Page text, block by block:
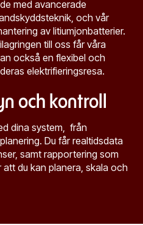
med avancerade
och vår
av litiumjonbatterier.
till oss får våra
också en flexibel och
elektrifieringsresa.
och kontroll
dina system, från
Du får realtidsdata
samt rapportering som
du kan planera, skala och